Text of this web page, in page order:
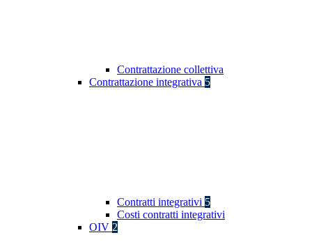
Contrattazione collettiva
Contrattazione integrativa 5
Contratti integrativi 5
Costi contratti integrativi
OIV 2